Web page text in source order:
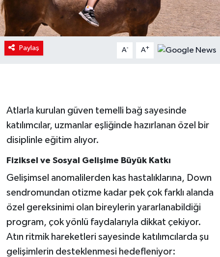
Paylaş A- A+
Atlarla kurulan güven temelli bağ sayesinde
katılımcılar, uzmanlar eşliğinde hazırlanan özel bir
disiplinle eğitim alıyor.
Fiziksel ve Sosyal Gelişime Büyük Katkı
Gelişimsel anomalilerden kas hastalıklarına, Down
sendromundan otizme kadar pek çok farklı alanda
özel gereksinimi olan bireylerin yararlanabildiği
program, çok yönlü faydalarıyla dikkat çekiyor.
Atın ritmik hareketleri sayesinde katılımcılarda şu
gelişimlerin desteklenmesi hedefleniyor: